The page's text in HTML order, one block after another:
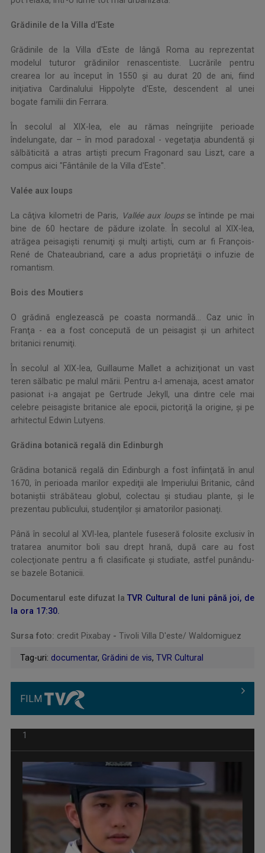
Grădinile de la Villa d’Este
Grădinile de la Villa d'Este de lângă Roma au reprezentat
modelul tuturor grădinilor renascentiste. Lucrările pentru
crearea lor au început în 1550 şi au durat 20 de ani, fiind
iniţiativa Cardinalului Hippolyte d'Este, descendent al unei
bogate familii din Ferrara.
În secolul al XIX-lea, ele au rămas neîngrijite perioade
îndelungate, dar – în mod paradoxal - vegetaţia abundentă şi
sălbăticită a atras artişti precum Fragonard sau Liszt, care a
compus aici "Fântânile de la Villa d'Este".
Valée aux loups
La câţiva kilometri de Paris, Vallée aux loupsse întinde pe mai
bine de 60 hectare de pădure izolate. În secolul al XIX-lea,
atrăgea peisagişti renumiţi şi mulţi artişti, cum ar fi François-
René de Chateaubriand, care a adus proprietăţii o infuzie de
romantism.
Bois des Moutiers
O grădină englezească pe coasta normandă… Caz unic în
Franţa - ea a fost concepută de un peisagist şi un arhitect
britanici renumiţi.
În secolul al XIX-lea, Guillaume Mallet a achiziţionat un vast
teren sălbatic pe malul mării. Pentru a-l amenaja, acest amator
pasionat i-a angajat pe Gertrude Jekyll, una dintre cele mai
celebre peisagiste britanice ale epocii, pictoriţă la origine, şi pe
arhitectul Edwin Lutyens.
Grădina botanică regală din Edinburgh
Grădina botanică regală din Edinburgh a fost înfiinţată în anul
1670, în perioada marilor expediţii ale Imperiului Britanic, când
botaniştii străbăteau globul, colectau şi studiau plante, şi le
prezentau publicului, studenţilor şi amatorilor pasionaţi.
Până în secolul al XVI-lea, plantele fuseseră folosite exclusiv în
tratarea anumitor boli sau drept hrană, după care au fost
colecţionate pentru a fi clasificate şi studiate, astfel punându-
se bazele Botanicii.
Documentarul este difuzat laTVR Cultural de luni până joi, de
la ora 17:30.
Sursa foto: credit Pixabay - Tivoli Villa D'este/ Waldomiguez
Tag-uri: documentar, Grădini de vis, TVR Cultural
FILM